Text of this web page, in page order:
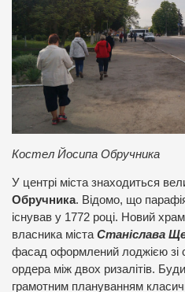
Костел Йосипа Обручника
У центрі міста знаходиться
Обручника. Відомо, що
існував у 1772 році. Новий
власника містаСтаніслава
фасад оформлений лоджією зі
ордера між двох ризалітів.
грамотним плануванням